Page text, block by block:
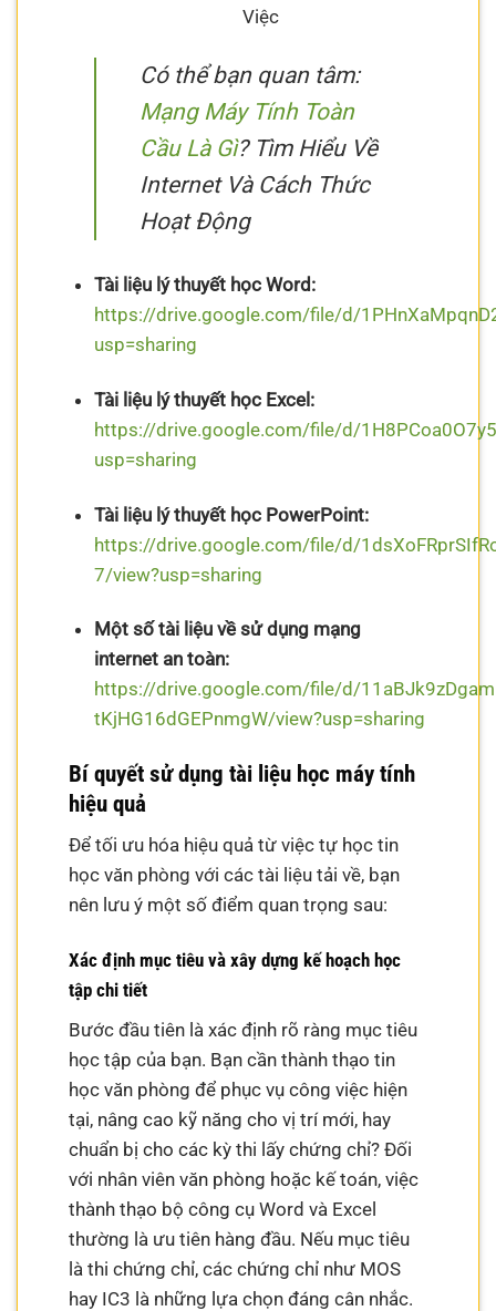
Việc
Có thể bạn quan tâm:
Mạng Máy Tính Toàn
Cầu Là Gì? Tìm Hiểu Về
Internet Và Cách Thức
Hoạt Động
Tài liệu lý thuyết học Word:
https://drive.google.com/file/d/
usp=sharing
Tài liệu lý thuyết học Excel:
https://drive.google.com/file/d/
usp=sharing
Tài liệu lý thuyết học PowerPoint:
https://drive.google.com/file/d/
7/view?usp=sharing
Một số tài liệu về sử dụng mạng
internet an toàn:
https://drive.google.com/file/d/
tKjHG16dGEPnmgW/view?usp=sharing
Bí quyết sử dụng tài liệu học máy tính
hiệu quả
Để tối ưu hóa hiệu quả từ việc tự học tin
học văn phòng với các tài liệu tải về, bạn
nên lưu ý một số điểm quan trọng sau:
Xác định mục tiêu và xây dựng kế hoạch học
tập chi tiết
Bước đầu tiên là xác định rõ ràng mục tiêu
học tập của bạn. Bạn cần thành thạo tin
học văn phòng để phục vụ công việc hiện
tại, nâng cao kỹ năng cho vị trí mới, hay
chuẩn bị cho các kỳ thi lấy chứng chỉ? Đối
với nhân viên văn phòng hoặc kế toán, việc
thành thạo bộ công cụ Word và Excel
thường là ưu tiên hàng đầu. Nếu mục tiêu
là thi chứng chỉ, các chứng chỉ như MOS
hay IC3 là những lựa chọn đáng cân nhắc.